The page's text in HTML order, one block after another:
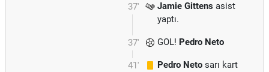
37' Jamie Gittens asist
yaptı.
37' GOL! Pedro Neto
41' Pedro Neto sarı kart